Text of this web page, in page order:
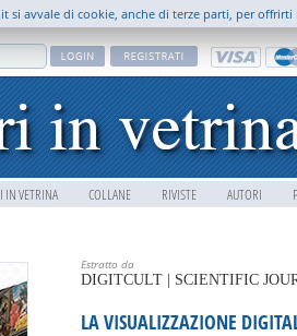
IN VETRINA COLLANE RIVISTE AUTORI
si avvale di cookie, anche di terze parti, per
Estratto da
DIGITCULT | SCIENTIFIC
LA VISUALIZZAZIONE